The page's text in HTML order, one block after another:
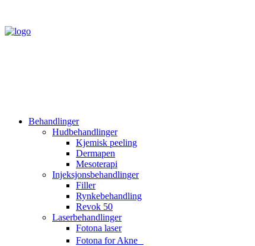
Behandlinger
Hudbehandlinger
Kjemisk peeling
Dermapen
Mesoterapi
Injeksjonsbehandlinger
Filler
Rynkebehandling
Revok 50
Laserbehandlinger
Fotona laser
Fotona for Akne